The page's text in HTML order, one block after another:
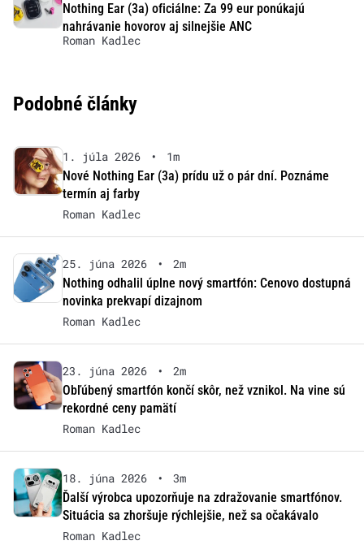
Nothing Ear (3a) oficiálne: Za 99 eur ponúkajú
nahrávanie hovorov aj silnejšie ANC
Roman Kadlec
Podobné články
1. júla 2026 •
1m
Nové Nothing Ear (3a) prídu už o pár dní. Poznáme
termín aj farby
Roman Kadlec
25. júna 2026 •
2m
Nothing odhalil úplne nový smartfón: Cenovo dostupná
novinka prekvapí dizajnom
Roman Kadlec
23. júna 2026 •
2m
Obľúbený smartfón končí skôr, než vznikol. Na vine sú
rekordné ceny pamätí
Roman Kadlec
18. júna 2026 •
3m
Ďalší výrobca upozorňuje na zdražovanie smartfónov.
Situácia sa zhoršuje rýchlejšie, než sa očakávalo
Roman Kadlec